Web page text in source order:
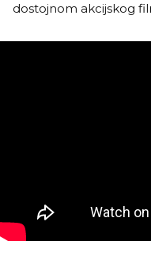
dostojnom akcijskog